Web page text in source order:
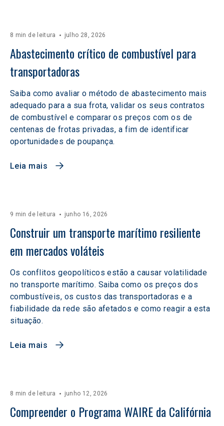
8 min de leitura julho 28, 2026
Abastecimento crítico de combustível para
transportadoras
Saiba como avaliar o método de abastecimento mais
adequado para a sua frota, validar os seus contratos
de combustível e comparar os preços com os de
centenas de frotas privadas, a fim de identificar
oportunidades de poupança.
Leia mais
9 min de leitura junho 16, 2026
Construir um transporte marítimo resiliente
em mercados voláteis
Os conflitos geopolíticos estão a causar volatilidade
no transporte marítimo. Saiba como os preços dos
combustíveis, os custos das transportadoras e a
fiabilidade da rede são afetados e como reagir a esta
situação.
Leia mais
8 min de leitura junho 12, 2026
Compreender o Programa WAIRE da Califórnia